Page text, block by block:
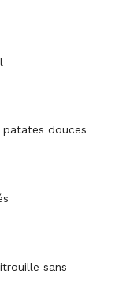
douces
sans